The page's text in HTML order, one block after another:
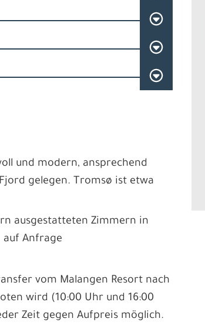
und modern, ansprechend
gelegen. Tromsø ist etwa
ausgestatteten Zimmern in
auf Anfrage
vom Malangen Resort nach
wird (10:00 Uhr und 16:00
Zeit gegen Aufpreis möglich.